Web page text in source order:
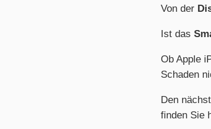
Von der
Ist das
Ob Apple
Schaden
Den
finden Sie